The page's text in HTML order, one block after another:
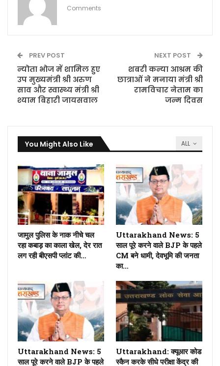
Comments
PREV POST
न्योता भोज में शामिल हुए
उप मुख्यमंत्री श्री अरुण
साव और स्वास्थ्य मंत्री श्री
श्याम बिहारी जायसवाल
NEXT POST
शबरी कन्या आश्रम की
छात्राओं ने मनाया मंत्री श्री
रामविचार नेताम का
जन्म दिवस
ALL
You Might Also Like
जामुल पुलिस के नाक नीचे चल
रहा कबाड़ का काला खेल, देर रात
लग रही बीएसपी प्लांट की…
Uttarakhand News: 5
साल पूरे करने वाले BJP के पहले
CM बने धामी, देवभूमि की जनता
का…
Uttarakhand News: 5
साल पूरे करने वाले BJP के पहले
Uttarakhand: क्यूआर कोड
स्कैन करके सीधे परीक्षा केंद्र की